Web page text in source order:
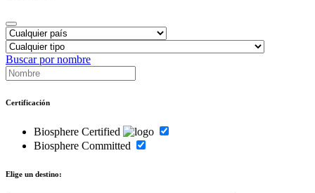
Buscar por nombre
Certificación
Biosphere Certified
Biosphere Committed
Elige un destino: